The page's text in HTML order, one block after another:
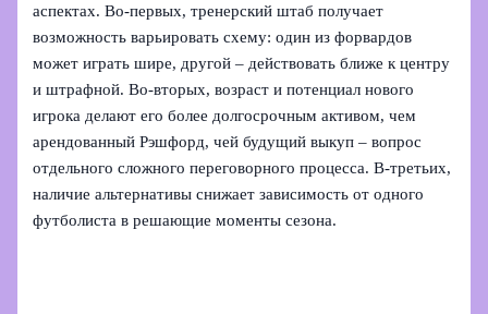
аспектах. Во‑первых, тренерский штаб получает
возможность варьировать схему: один из форвардов
может играть шире, другой – действовать ближе к центру
и штрафной. Во‑вторых, возраст и потенциал нового
игрока делают его более долгосрочным активом, чем
арендованный Рэшфорд, чей будущий выкуп – вопрос
отдельного сложного переговорного процесса. В-третьих,
наличие альтернативы снижает зависимость от одного
футболиста в решающие моменты сезона.